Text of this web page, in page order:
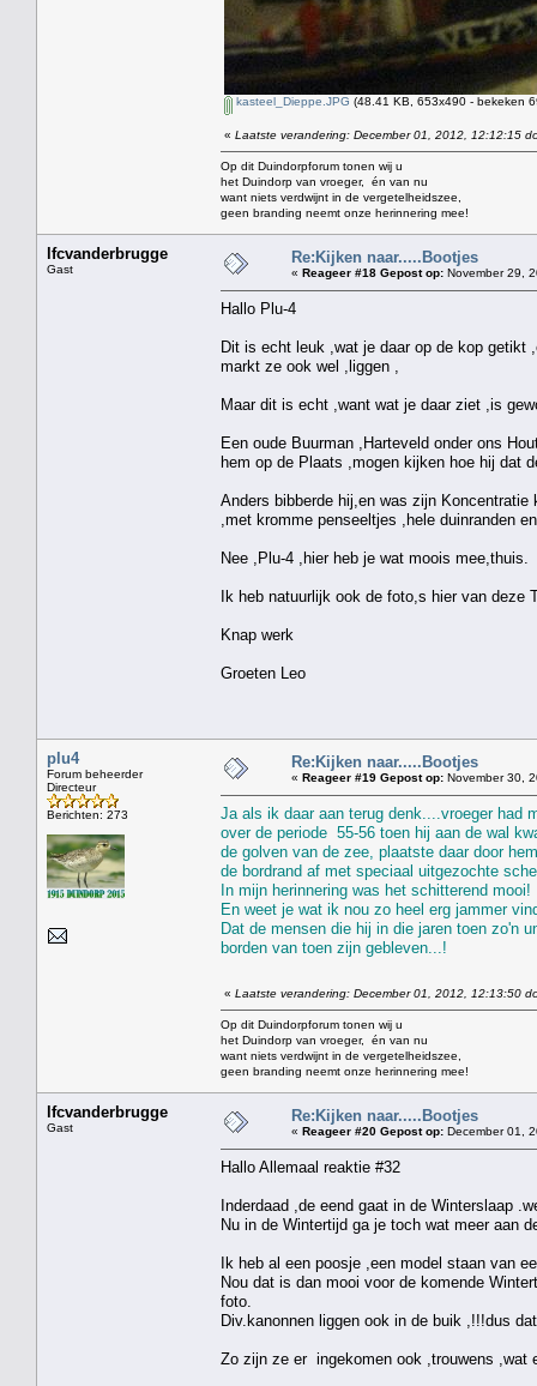
kasteel_Dieppe.JPG (48.41 KB, 653x490 - bekeken
« Laatste verandering: December 01, 2012, 12:12:15
Op dit Duindorpforum tonen wij u
het Duindorp van vroeger, én van nu
want niets verdwijnt in de vergetelheidszee,
geen branding neemt onze herinnering mee!
lfcvanderbrugge
Gast
Re:Kijken naar.....Bootjes
« Reageer #18 Gepost op: November 29,
Hallo Plu-4
Dit is echt leuk ,wat je daar op de kop getikt
markt ze ook wel ,liggen ,
Maar dit is echt ,want wat je daar ziet ,is
Een oude Buurman ,Harteveld onder ons
hem op de Plaats ,mogen kijken hoe hij dat
Anders bibberde hij,en was zijn
,met kromme penseeltjes ,hele duinranden
Nee ,Plu-4 ,hier heb je wat moois mee,thuis.
Ik heb natuurlijk ook de foto,s hier van deze
Knap werk
Groeten Leo
plu4
Forum beheerder
Directeur
Berichten: 273
Re:Kijken naar.....Bootjes
« Reageer #19 Gepost op: November 30,
Ja als ik daar aan terug denk....vroeger had
over de periode 55-56 toen hij aan de wal
de golven van de zee, plaatste daar door
de bordrand af met speciaal uitgezochte
In mijn herinnering was het schitterend mooi!
En weet je wat ik nou zo heel erg jammer
Dat de mensen die hij in die jaren toen zo'n
borden van toen zijn gebleven...!
« Laatste verandering: December 01, 2012, 12:13:50
Op dit Duindorpforum tonen wij u
het Duindorp van vroeger, én van nu
want niets verdwijnt in de vergetelheidszee,
geen branding neemt onze herinnering mee!
lfcvanderbrugge
Gast
Re:Kijken naar.....Bootjes
« Reageer #20 Gepost op: December 01,
Hallo Allemaal reaktie #32
Inderdaad ,de eend gaat in de Winterslaap
Nu in de Wintertijd ga je toch wat meer aan
Ik heb al een poosje ,een model staan van
Nou dat is dan mooi voor de komende
foto.
Div.kanonnen liggen ook in de buik ,!!!dus
Zo zijn ze er ingekomen ook ,trouwens ,wat